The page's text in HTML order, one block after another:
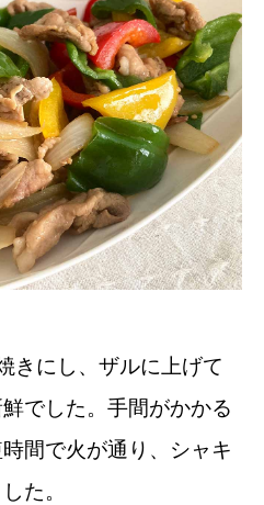
きにし、ザルに上げて
でした。手間がかかる
間で火が通り、シャキ
た。